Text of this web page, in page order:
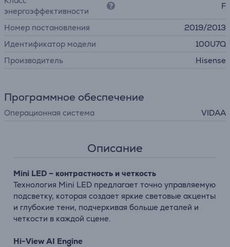
энергоэффективности
F
Номер постановления
2019/2013
Идентификатор модели
100U7Q
Производитель
Hisense
Программное обеспечение
Операционная система VIDAA
Описание
Mini LED – контрастность и четкость
Технология Mini LED предлагает точно управляемую
подсветку, которая создает яркие световые акценты
и глубокие тени, подчеркивая больше деталей и
четкости в каждой сцене.
Hi-ViewAI Engine